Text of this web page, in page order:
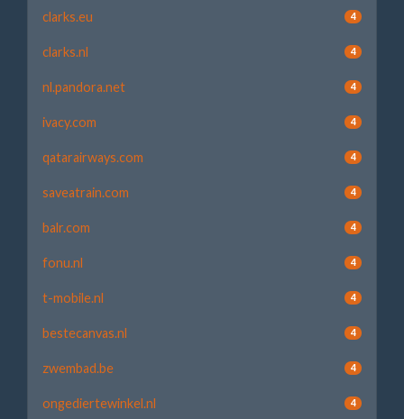
clarks.eu 4
clarks.nl 4
nl.pandora.net 4
ivacy.com 4
qatarairways.com 4
saveatrain.com 4
balr.com 4
fonu.nl 4
t-mobile.nl 4
bestecanvas.nl 4
zwembad.be 4
ongediertewinkel.nl 4